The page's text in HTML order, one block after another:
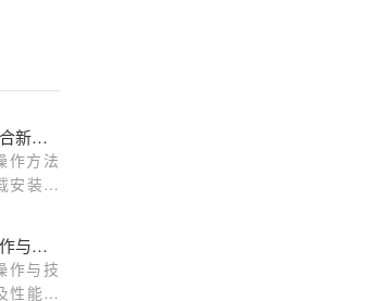
Chrome浏览器便携版安装适合新手的操作方法
作方法
安装、
Chrome浏览器安装全流程操作与技巧分享
作与技
性能优